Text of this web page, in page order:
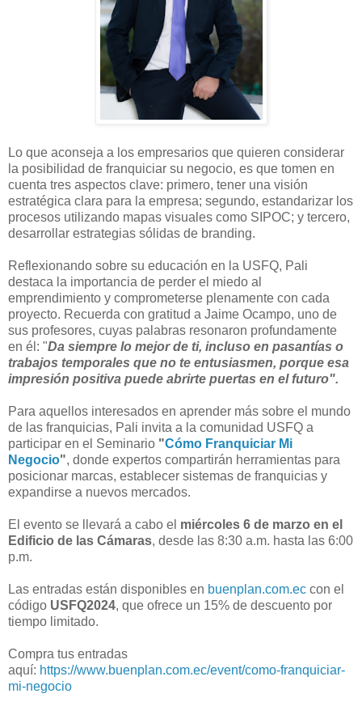
Lo que aconseja a los empresarios que quieren considerar
la posibilidad de franquiciar su negocio, es que tomen en
cuenta tres aspectos clave: primero, tener una visión
estratégica clara para la empresa; segundo, estandarizar los
procesos utilizando mapas visuales como SIPOC; y tercero,
desarrollar estrategias sólidas de branding.
Reflexionando sobre su educación en la USFQ, Pali
destaca la importancia de perder el miedo al
emprendimiento y comprometerse plenamente con cada
proyecto. Recuerda con gratitud a Jaime Ocampo, uno de
sus profesores, cuyas palabras resonaron profundamente
en él: "Da siempre lo mejor de ti, incluso en pasantías o
trabajos temporales que no te entusiasmen, porque esa
impresión positiva puede abrirte puertas en el futuro".
Para aquellos interesados en aprender más sobre el mundo
de las franquicias, Pali invita a la comunidad USFQ a
participar en el Seminario "Cómo Franquiciar Mi
Negocio", donde expertos compartirán herramientas para
posicionar marcas, establecer sistemas de franquicias y
expandirse a nuevos mercados.
El evento se llevará a cabo el miércoles 6 de marzo en el
Edificio de las Cámaras, desde las 8:30 a.m. hasta las 6:00
p.m.
Las entradas están disponibles en buenplan.com.ec con el
código USFQ2024, que ofrece un 15% de descuento por
tiempo limitado.
Compra tus entradas
aquí: https://www.buenplan.com.ec/event/como-franquiciar-
mi-negocio